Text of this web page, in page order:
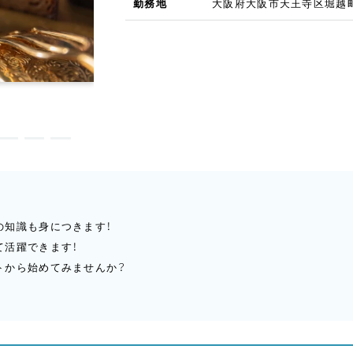
勤務地 大阪府大阪市天王寺区堀越
識も身につきます！
躍できます！
ら始めてみませんか？